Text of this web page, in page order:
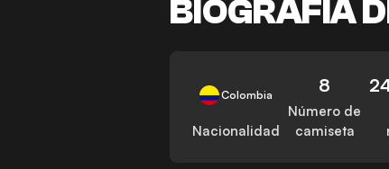
BIOGRAFÍA
Colombia
Nacionalidad
8
Número de
camiseta